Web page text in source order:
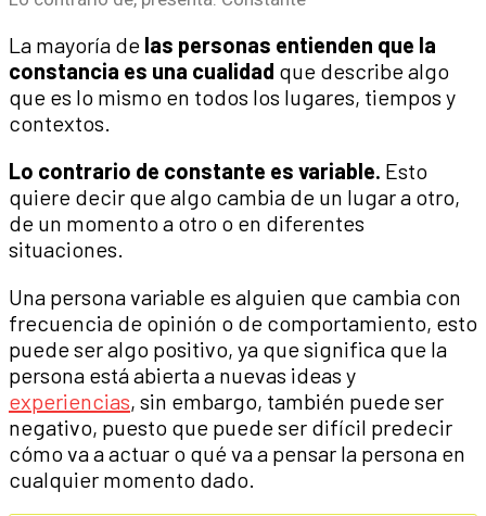
La mayoría de las personas entienden que la
constancia es una cualidad que describe algo
que es lo mismo en todos los lugares, tiempos y
contextos.
Lo contrario de constante es variable. Esto
quiere decir que algo cambia de un lugar a otro,
de un momento a otro o en diferentes
situaciones.
Una persona variable es alguien que cambia con
frecuencia de opinión o de comportamiento, esto
puede ser algo positivo, ya que significa que la
persona está abierta a nuevas ideas y
experiencias, sin embargo, también puede ser
negativo, puesto que puede ser difícil predecir
cómo va a actuar o qué va a pensar la persona en
cualquier momento dado.